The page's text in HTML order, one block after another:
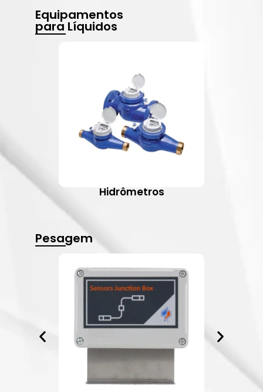
Equipamentos
para Líquidos
Hidrômetros
Pesagem